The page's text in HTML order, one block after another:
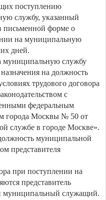
поступлению
службу, указанный
письменной форме о
на муниципальную
дней.
муниципальную службу
назначения на должность
трудового договора
с
федеральным
города Москвы № 50 от
службе в городе Москве».
муниципальной
представителя
при поступлении на
представитель
муниципальный служащий.